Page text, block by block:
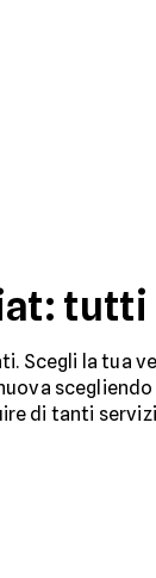
Scegli la tua
di tanti